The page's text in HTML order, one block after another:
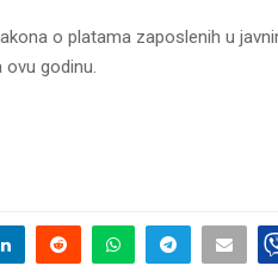
o platama zaposlenih u
godinu.